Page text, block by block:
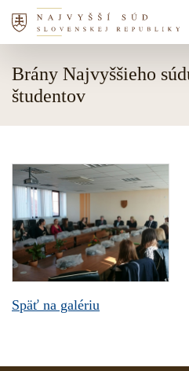
Brány Najvyššieho
študentov
Späť na galériu